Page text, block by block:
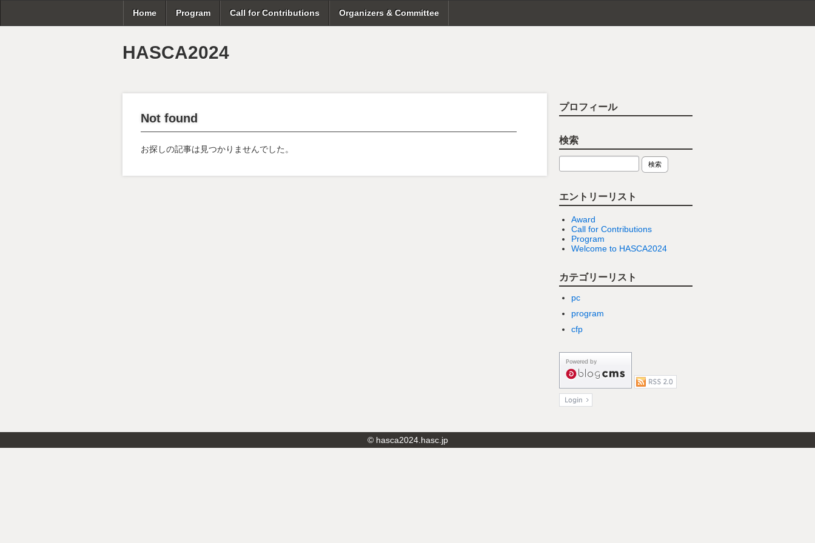
HASCA2024
Home Program Call for Contributions Organizers & Committee
Not found
お探しの記事は見つかりませんでした。
プロフィール
検索
エントリーリスト
Award
Call for Contributions
Program
Welcome to HASCA2024
カテゴリーリスト
pc
program
cfp
© hasca2024.hasc.jp